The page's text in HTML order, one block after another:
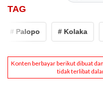
TAG
# Palopo # Kolaka